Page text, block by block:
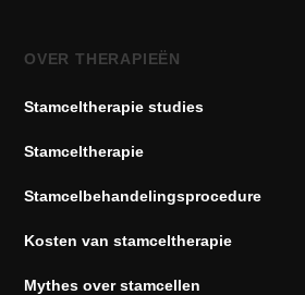
OVER THERAPIEËN
Stamceltherapie studies
Stamceltherapie
Stamcelbehandelingsprocedure
Kosten van stamceltherapie
Mythes over stamcellen